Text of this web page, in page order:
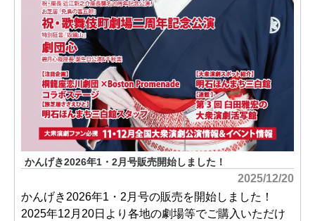
かんげき2026年1・2月号販売開始しました！
2025/12/20
かんげき2026年1・2月号の販売を開始しました！
2025年12月20日より各地の劇場等でご購入いただけ